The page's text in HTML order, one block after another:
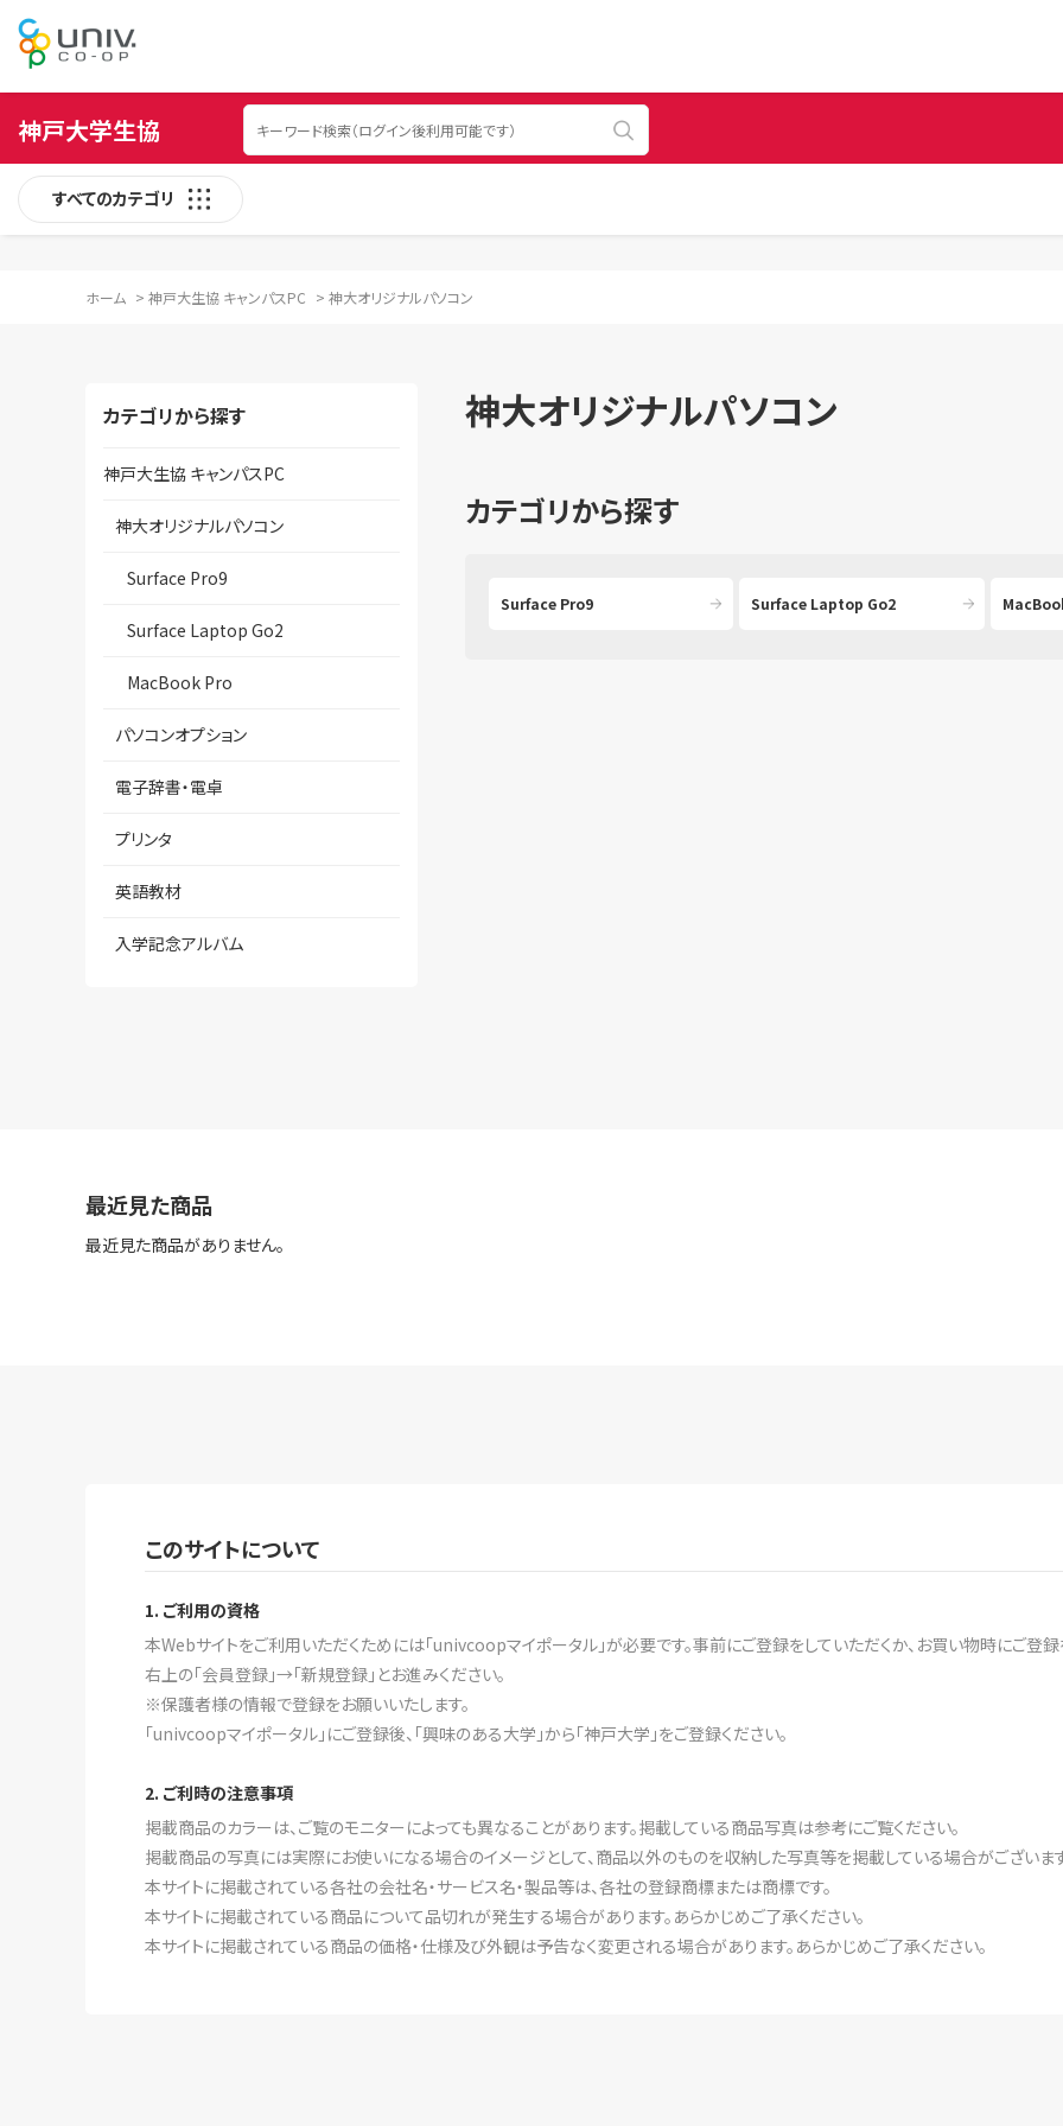
神戸大学生協
すべてのカテゴリ
ホーム > 神戸大生協 キャンパスPC > 神大オリジナルパソコン
カテゴリから探す
神戸大生協 キャンパスPC
神大オリジナルパソコン
Surface Pro9
Surface Laptop Go2
MacBook Pro
パソコンオプション
電子辞書・電卓
プリンタ
英語教材
入学記念アルバム
神大オリジナルパソコン
カテゴリから探す
Surface Pro9 Surface Laptop Go2
最近見た商品
最近見た商品がありません。
このサイトについて
1. ご利用の資格
本Webサイトをご利用いただくためには「univcoopマイポータル」が必要です。事前にご登録をしていただくか、お買い物時にご登録
右上の「会員登録」→「新規登録」とお進みください。
※保護者様の情報で登録をお願いいたします。
「univcoopマイポータル」にご登録後、「興味のある大学」から「神戸大学」をご登録ください。
2. ご利時の注意事項
掲載商品のカラーは、ご覧のモニターによっても異なることがあります。掲載している商品写真は参考にご覧ください。
掲載商品の写真には実際にお使いになる場合のイメージとして、商品以外のものを収納した写真等を掲載している場合がございま
本サイトに掲載されている各社の会社名・サービス名・製品等は、各社の登録商標または商標です。
本サイトに掲載されている商品について品切れが発生する場合があります。あらかじめご了承ください。
本サイトに掲載されている商品の価格・仕様及び外観は予告なく変更される場合があります。あらかじめご了承ください。